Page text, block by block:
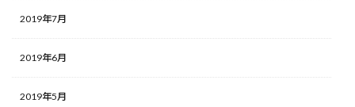
2019年7月
2019年6月
2019年5月